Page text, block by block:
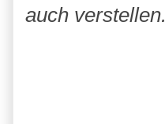
auch verstellen.